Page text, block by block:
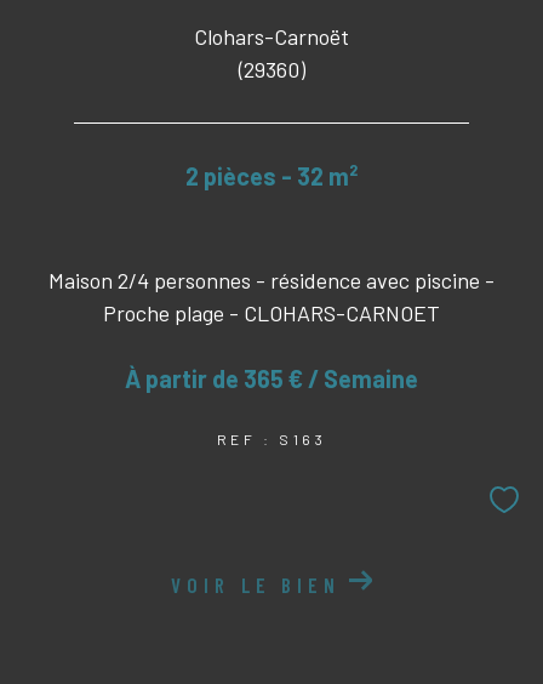
Clohars-Carnoët
(29360)
2 pièces - 32 m²
Maison 2/4 personnes - résidence avec piscine -
Proche plage - CLOHARS-CARNOET
À partir de 365 € / Semaine
REF : S163
VOIR LE BIEN